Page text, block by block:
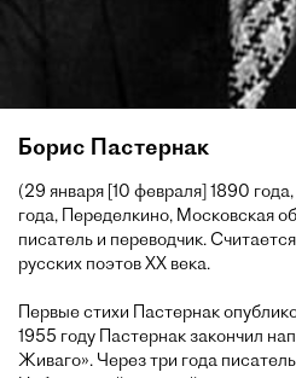
Борис Пастернак
(29 января [10 февраля] 1890
года, Переделкино, Московская
писатель и переводчик.
русских поэтов XX века.
Первые стихи Пастернак
1955 году Пастернак закончил
Живаго». Через три года